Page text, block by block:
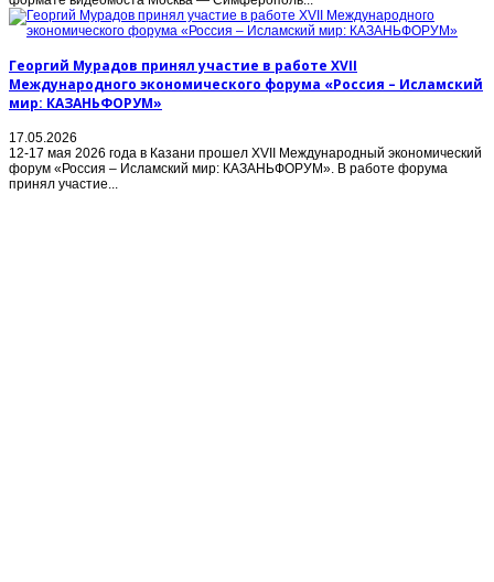
Георгий Мурадов принял участие в работе XVII
Международного экономического форума «Россия – Исламский
мир: КАЗАНЬФОРУМ»
17.05.2026
12-17 мая 2026 года в Казани прошел XVII Международный экономический
форум «Россия – Исламский мир: КАЗАНЬФОРУМ». В работе форума
принял участие...